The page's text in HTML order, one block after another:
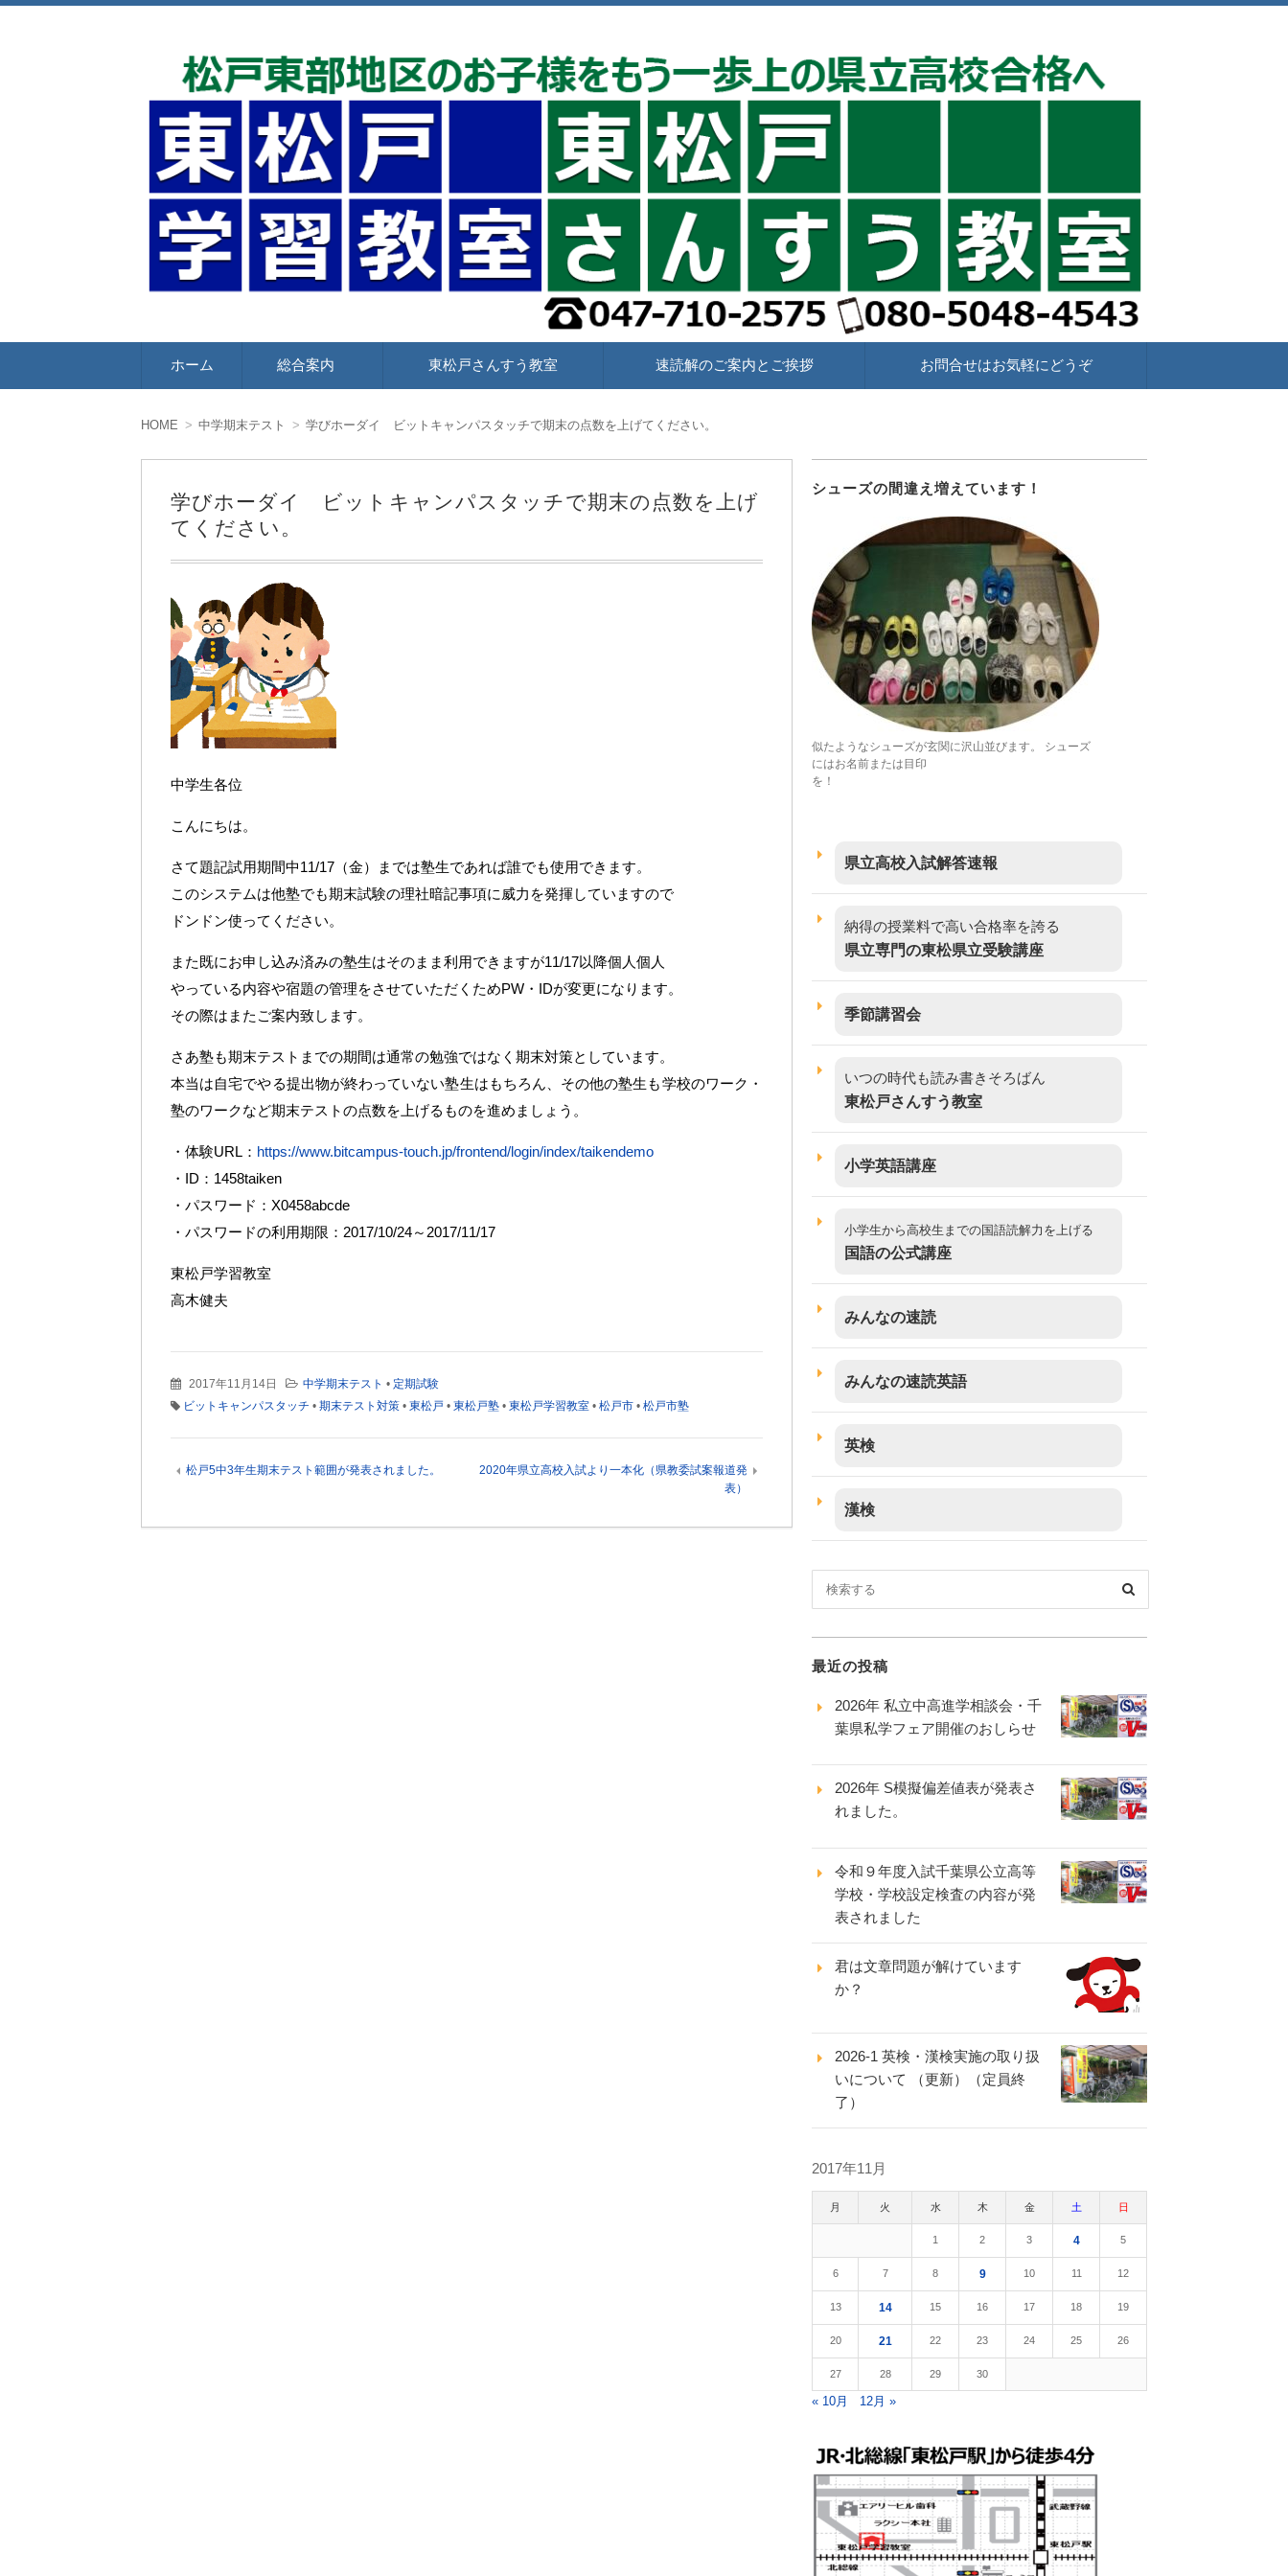
東松戸学習教室
ホーム 総合案内 東松戸さんすう教室 速読解のご案内とご挨拶 お問合せはお気軽にどうぞ
HOME 中学期末テスト 学びホーダイ ビットキャンパスタッチで期末の点数を上げてください。
学びホーダイ ビットキャンパスタッチで期末の点数を上げ
てください。
中学生各位
こんにちは。
さて題記試用期間中11/17（金）までは塾生であれば誰でも使用できます。
このシステムは他塾でも期末試験の理社暗記事項に威力を発揮していますので
ドンドン使ってください。
また既にお申し込み済みの塾生はそのまま利用できますが11/17以降個人個人
やっている内容や宿題の管理をさせていただくためPW・IDが変更になります。
その際はまたご案内致します。
さあ塾も期末テストまでの期間は通常の勉強ではなく期末対策としています。
本当は自宅でやる提出物が終わっていない塾生はもちろん、その他の塾生も学校のワーク・
塾のワークなど期末テストの点数を上げるものを進めましょう。
・体験URL： https://www.bitcampus-touch.jp/frontend/login/index/taikendemo
・ID：1458taiken
・パスワード：X0458abcde
・パスワードの利用期限：2017/10/24～2017/11/17
東松戸学習教室
高木健夫
2017年11月14日 中学期末テスト • 定期試験
ビットキャンパスタッチ • 期末テスト対策 • 東松戸 • 東松戸塾 • 東松戸学習教室 • 松戸市 • 松戸市塾
松戸5中3年生期末テスト範囲が発表されました。
2020年県立高校入試より一本化（県教委試案報道発
表）
シューズの間違え増えています！
似たようなシューズが玄関に沢山並びます。 シューズ
にはお名前または目印
を！
県立高校入試解答速報
納得の授業料で高い合格率を誇る
県立専門の東松県立受験講座
季節講習会
いつの時代も読み書きそろばん
東松戸さんすう教室
小学英語講座
小学生から高校生までの国語読解力を上げる
国語の公式講座
みんなの速読
みんなの速読英語
英検
漢検
最近の投稿
2026年 私立中高進学相談会・千
葉県私学フェア開催のおしらせ
2026年 S模擬偏差値表が発表さ
れました。
令和９年度入試千葉県公立高等
学校・学校設定検査の内容が発
表されました
君は文章問題が解けています
か？
2026-1 英検・漢検実施の取り扱
いについて （更新）（定員終
了）
2017年11月
月 火 水 木 金 土 日
1 2 3 4 5
6 7 8 9 10 11 12
13 14 15 16 17 18 19
20 21 22 23 24 25 26
27 28 29 30
« 10月 12月 »